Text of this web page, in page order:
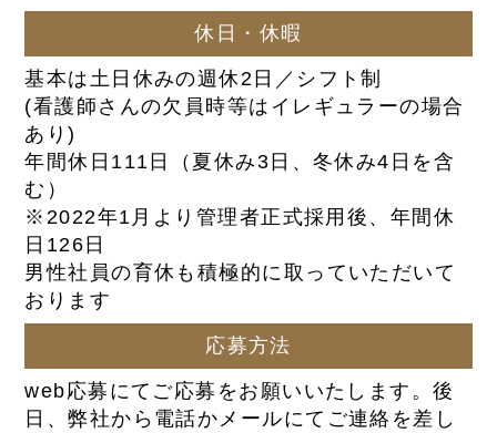
休日・休暇
基本は土日休みの週休2日／シフト制
(看護師さんの欠員時等はイレギュラーの場合
あり)
年間休日111日（夏休み3日、冬休み4日を含
む）
※2022年1月より管理者正式採用後、年間休
日126日
男性社員の育休も積極的に取っていただいて
おります
応募方法
web応募にてご応募をお願いいたします。後
日、弊社から電話かメールにてご連絡を差し